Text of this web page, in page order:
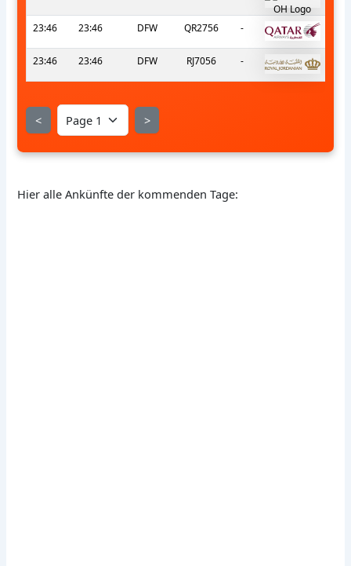
23:46 23:46 DFW QR2756 -
23:46 23:46 DFW RJ7056 -
< >
Hier alle Ankünfte der kommenden Tage: